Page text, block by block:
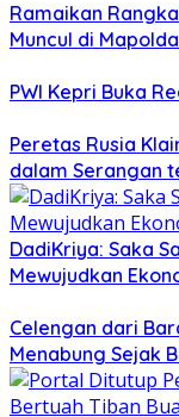
Ramaikan
Muncul di
PWI Kepri Buka
Peretas Rusia
dalam Serangan
DadiKriya: Saka
Mewujudkan
Celengan dari
Menabung Sejak